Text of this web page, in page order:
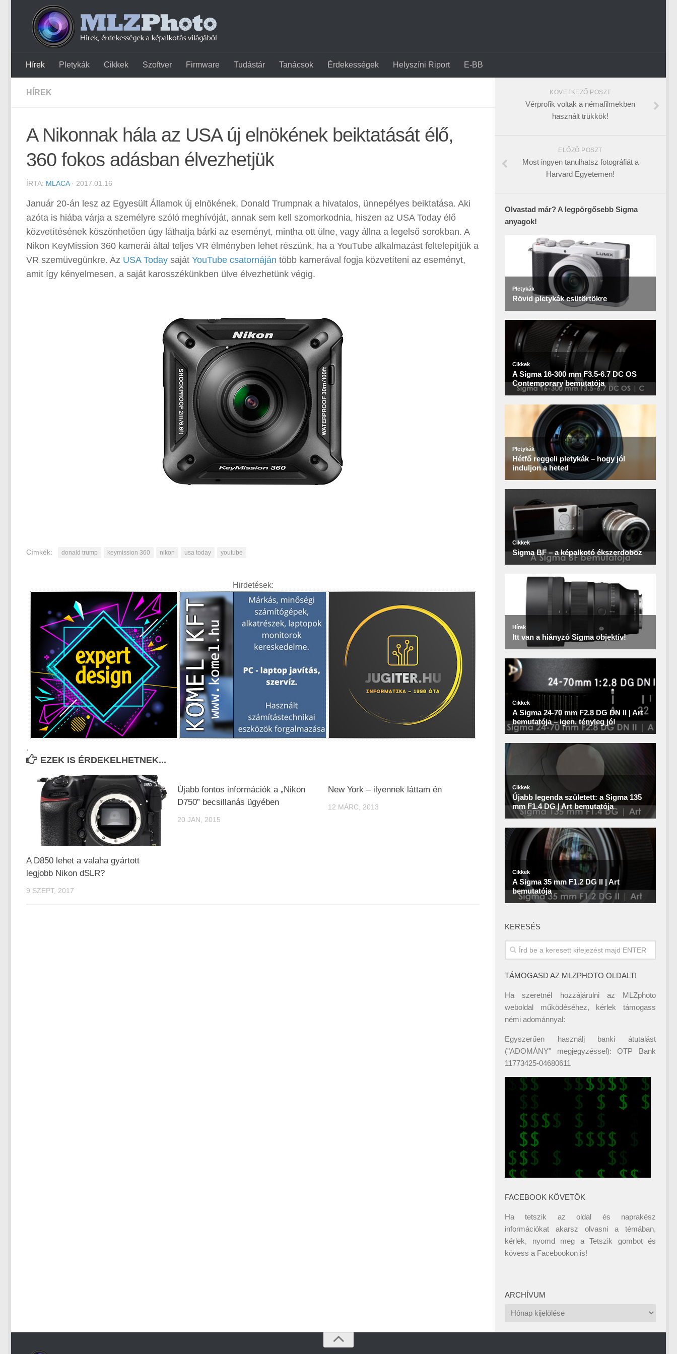
Hírek Pletykák Cikkek Szoftver Firmware Tudástár Tanácsok Érdekességek Helyszíni Riport E-BB
HÍREK
A Nikonnak hála az USA új elnökének beiktatását élő,
360 fokos adásban élvezhetjük
ÍRTA: MLACA· 2017.01.16
Január 20-án lesz az Egyesült Államok új elnökének, Donald Trumpnak a hivatalos, ünnepélyes beiktatása. Aki
azóta is hiába várja a személyre szóló meghívóját, annak sem kell szomorkodnia, hiszen az USA Today élő
közvetítésének köszönhetően úgy láthatja bárki az eseményt, mintha ott ülne, vagy állna a legelső sorokban. A
Nikon KeyMission 360 kamerái által teljes VR élményben lehet részünk, ha a YouTube alkalmazást feltelepítjük a
VR szemüvegünkre. Az USA Today saját YouTube csatornáján több kamerával fogja közvetíteni az eseményt,
amit így kényelmesen, a saját karosszékünkben ülve élvezhetünk végig.
Címkék: donald trump keymission 360 nikon usa today youtube
Hirdetések:
.
EZEK IS ÉRDEKELHETNEK...
A D850 lehet a valaha gyártott
legjobb Nikon dSLR?
9 SZEPT, 2017
Újabb fontos információk a „Nikon
D750” becsillanás ügyében
20 JAN, 2015
New York – ilyennek láttam én
12 MÁRC, 2013
KÖVETKEZŐ POSZT
Vérprofik voltak a némafilmekben
használt trükkök!
ELŐZŐ POSZT
Most ingyen tanulhatsz fotográfiát a
Harvard Egyetemen!
Olvastad már? A legpörgősebb Sigma
anyagok!
KERESÉS
TÁMOGASD AZ MLZPHOTO OLDALT!
Ha szeretnél hozzájárulni az MLZphoto
weboldal működéséhez, kérlek támogass
némi adománnyal:
Egyszerűen használj banki átutalást
("ADOMÁNY" megjegyzéssel): OTP Bank
11773425-04680611
FACEBOOK KÖVETŐK
Ha tetszik az oldal és naprakész
információkat akarsz olvasni a témában,
kérlek, nyomd meg a Tetszik gombot és
kövess a Facebookon is!
ARCHÍVUM
Archívum